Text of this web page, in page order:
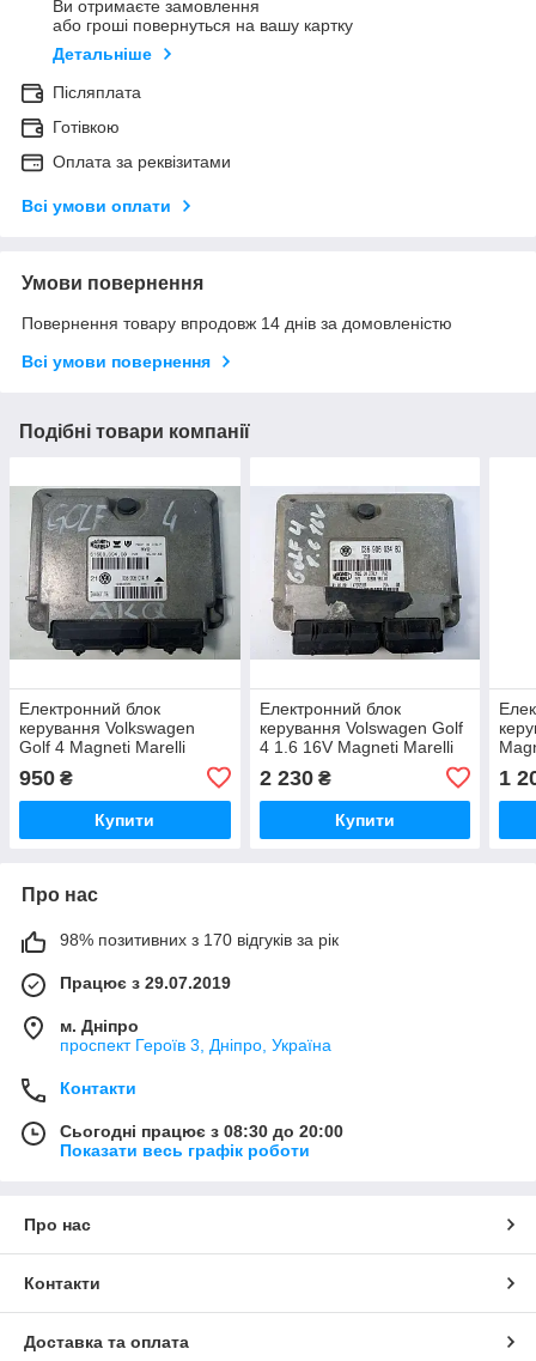
Ви отримаєте замовлення
або гроші повернуться на вашу картку
Детальніше
Післяплата
Готівкою
Оплата за реквізитами
Всі умови оплати
Умови повернення
Повернення товару впродовж 14 днів за домовленістю
Всі умови повернення
Подібні товари компанії
Електронний блок
керування Volkswagen
Golf 4 Magneti Marelli
61600.394.08 / IAW4AV.AV
/ 21 / 036 906 014 M
950 ₴
Купити
Електронний блок
керування Volswagen Golf
4 1.6 16V Magneti Marelli
MY2 / 61600.561.03 / 036
906 034 BD
2 230₴
Купити
906
1
Про нас
98% позитивних з 170 відгуків за рік
Працює з 29.07.2019
м. Дніпро
проспект Героїв 3, Дніпро, Україна
Контакти
Сьогодні працює з 08:30 до 20:00
Показати весь графік роботи
Про нас
Контакти
Доставка та оплата